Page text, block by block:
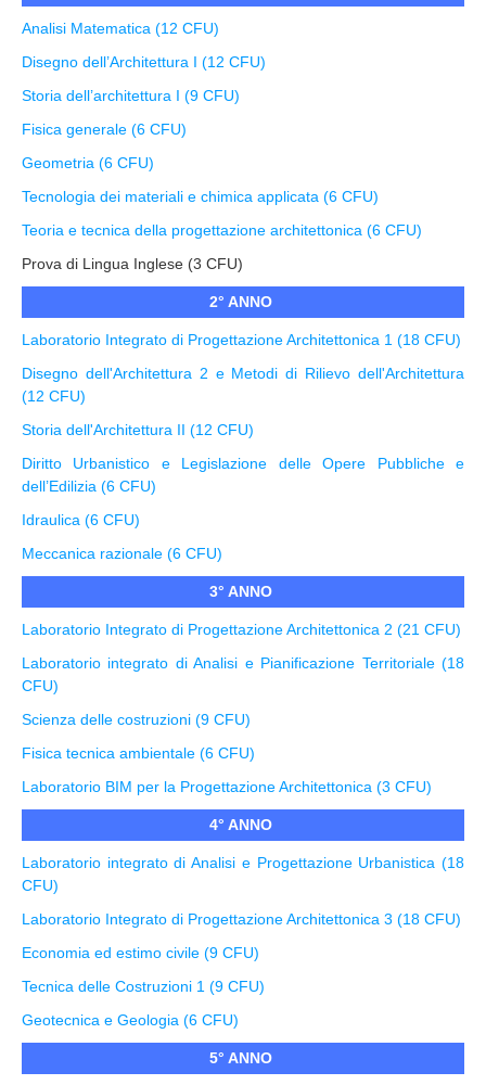
Analisi Matematica (12 CFU)
Disegno dell’Architettura I (12 CFU)
Storia dell’architettura I (9 CFU)
Fisica generale (6 CFU)
Geometria (6 CFU)
Tecnologia dei materiali e chimica applicata (6 CFU)
Teoria e tecnica della progettazione architettonica (6 CFU)
Prova di Lingua Inglese (3 CFU)
2° ANNO
Laboratorio Integrato di Progettazione Architettonica 1 (18 CFU)
Disegno dell'Architettura 2 e Metodi di Rilievo dell'Architettura
(12 CFU)
Storia dell'Architettura II (12 CFU)
Diritto Urbanistico e Legislazione delle Opere Pubbliche e
dell’Edilizia (6 CFU)
Idraulica (6 CFU)
Meccanica razionale (6 CFU)
3° ANNO
Laboratorio Integrato di Progettazione Architettonica 2 (21 CFU)
Laboratorio integrato di Analisi e Pianificazione Territoriale (18
CFU)
Scienza delle costruzioni (9 CFU)
Fisica tecnica ambientale (6 CFU)
Laboratorio BIM per la Progettazione Architettonica (3 CFU)
4° ANNO
Laboratorio integrato di Analisi e Progettazione Urbanistica (18
CFU)
Laboratorio Integrato di Progettazione Architettonica 3 (18 CFU)
Economia ed estimo civile (9 CFU)
Tecnica delle Costruzioni 1 (9 CFU)
Geotecnica e Geologia (6 CFU)
5° ANNO